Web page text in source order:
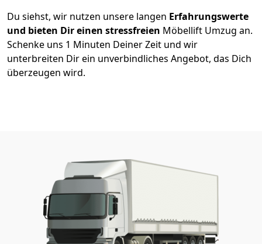
Du siehst, wir nutzen unsere langen Erfahrungswerte
und bieten Dir einen stressfreien Möbellift Umzug an.
Schenke uns 1 Minuten Deiner Zeit und wir
unterbreiten Dir ein unverbindliches Angebot, das Dich
überzeugen wird.